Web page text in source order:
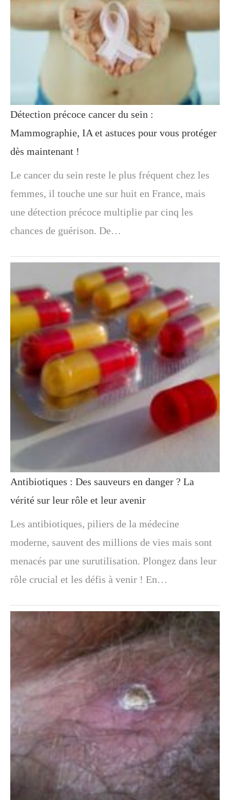
Détection précoce cancer du sein :
Mammographie, IA et astuces pour vous protéger
dès maintenant !
Le cancer du sein reste le plus fréquent chez les
femmes, il touche une sur huit en France, mais
une détection précoce multiplie par cinq les
chances de guérison. De…
Antibiotiques : Des sauveurs en danger ? La
vérité sur leur rôle et leur avenir
Les antibiotiques, piliers de la médecine
moderne, sauvent des millions de vies mais sont
menacés par une surutilisation. Plongez dans leur
rôle crucial et les défis à venir ! En…